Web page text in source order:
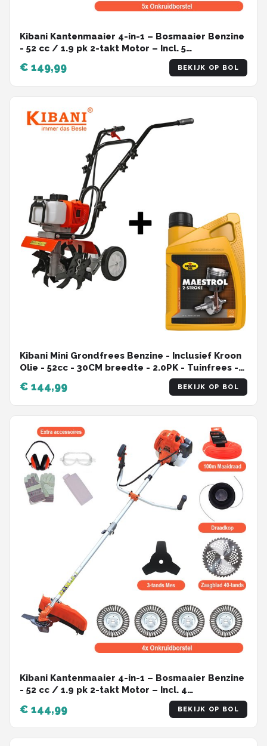
Kibani Kantenmaaier 4-in-1 – Bosmaaier Benzine
- 52 cc / 1.9 pk 2-takt Motor – Incl. 5
Onkruidborstels, Maaidraad, Zaagblad 40-tands
en Veiligheidsset
€ 149,99 BEKIJK OP BOL
Kibani Mini Grondfrees Benzine - Inclusief Kroon
Olie - 52cc - 30CM breedte - 2.0PK - Tuinfrees -
Tuinfrees Benzine - Bodemfrees - Tuinploeg -
Grondfreesmachine
€ 144,99 BEKIJK OP BOL
Kibani Kantenmaaier 4-in-1 – Bosmaaier Benzine
- 52 cc / 1.9 pk 2-takt Motor – Incl. 4
Onkruidborstels, Maaidraad, Zaagblad 40-tands
en Veiligheidsset
€ 144,99 BEKIJK OP BOL